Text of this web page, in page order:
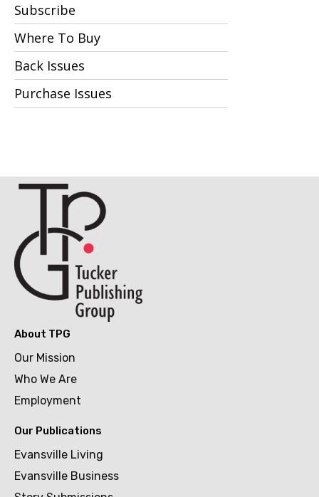
Subscribe
Where To Buy
Back Issues
Purchase Issues
About TPG
Our Mission
Who We Are
Employment
Our Publications
Evansville Living
Evansville Business